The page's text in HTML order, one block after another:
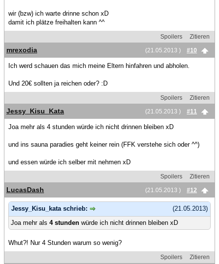
wir (bzw) ich warte drinne schon xD
damit ich plätze freihalten kann ^^
Spoilers
Zitieren
(21.05.2013 )
#10
mrexodia
Ich werd schauen das mich meine Eltern hinfahren und abholen.
Und 20€ sollten ja reichen oder? :D
Spoilers
Zitieren
(21.05.2013 )
#11
Jessy_Kisu_Kata
Joa mehr als 4 stunden würde ich nicht drinnen bleiben xD
und ins sauna paradies geht keiner rein (FFK verstehe sich oder ^^)
und essen würde ich selber mit nehmen xD
Spoilers
Zitieren
(21.05.2013 )
#12
LucasDash
(21.05.2013)
Jessy_Kisu_kata schrieb:
Joa mehr als 4 stunden würde ich nicht drinnen bleiben xD
Whut?! Nur 4 Stunden warum so wenig?
Spoilers
Zitieren